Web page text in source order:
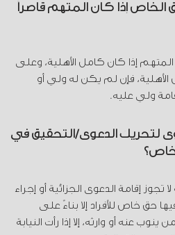
إذا كان المتهم قاصراً
إذا كان كامل الأهلية، وعلى
فإن لم يكن له ولي أو
ولي عليه.
الدعوى/التحقيق في
خاص؟
لا تجوز إقامة الدعوى الجزائية أو إجراء
حق خاص للأفراد إلا بناءً على
عنه أو وارثه، إلا إذا رأت النيابة